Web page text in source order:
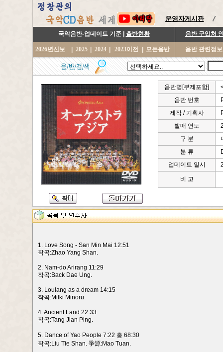
운영자게시판
국악음반-업데이트 기준 | 출반현황 음반 구입처
2026년신보 2025 2024 2023이전 모든음반 음반 관련정
음반명[부제포함]
음반 번호
제작 / 기획사
발매 연도
구 분
분 류
업데이트 일시
비 고
1. Love Song - San Min Mai 12:51
작곡:Zhao Yang Shan.
2. Nam-do Arirang 11:29
작곡:Back Dae Ung.
3. Loulang as a dream 14:15
작곡:Milki Minoru.
4. Ancient Land 22:33
작곡:Tang Jian Ping.
5. Dance of Yao People 7:22 총 68:30
작곡:Liu Tie Shan. 爭源:Mao Tuan.